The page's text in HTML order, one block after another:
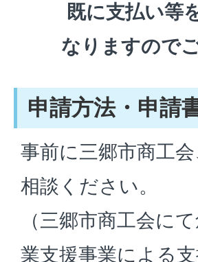
既に支払い等
なりますので
申請方法・申請
事前に三郷市商工
相談ください。
（三郷市商工会に
業支援事業による